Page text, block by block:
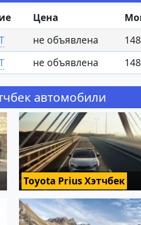
Цена
не объявлена
не объявлена
автомобили
Toyota Prius Хэтчбек